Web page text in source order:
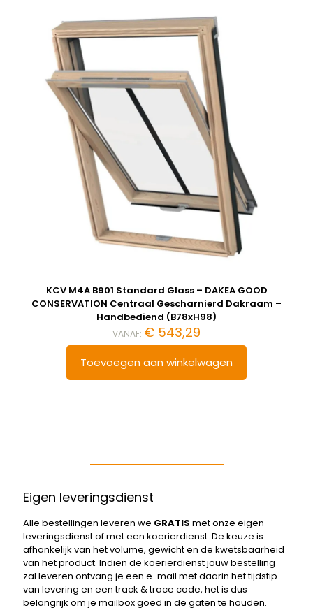
KCV M4A B901 Standard Glass – DAKEA GOOD
CONSERVATION Centraal Gescharnierd Dakraam –
Handbediend (B78xH98)
VANAF: € 543,29
Toevoegen aan winkelwagen
Eigen leveringsdienst
Alle bestellingen leveren we GRATIS met onze eigen
leveringsdienst of met een koerierdienst. De keuze is
afhankelijk van het volume, gewicht en de kwetsbaarheid
van het product. Indien de koerierdienst jouw bestelling
zal leveren ontvang je een e-mail met daarin het tijdstip
van levering en een track & trace code, het is dus
belangrijk om je mailbox goed in de gaten te houden.